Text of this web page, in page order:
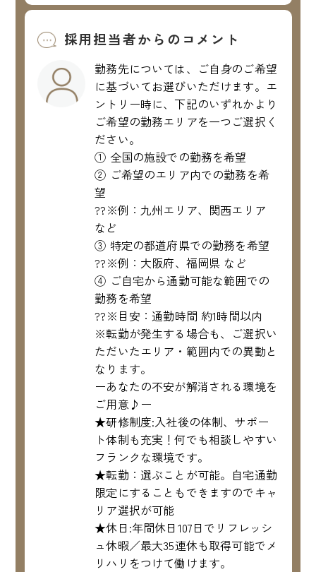
採用担当者からのコメント
勤務先については、ご自身のご希望
に基づいてお選びいただけます。エ
ントリー時に、下記のいずれかより
ご希望の勤務エリアを一つご選択く
ださい。
① 全国の施設での勤務を希望
② ご希望のエリア内での勤務を希
望
??※例：九州エリア、関西エリア
など
③ 特定の都道府県での勤務を希望
??※例：大阪府、福岡県 など
④ ご自宅から通勤可能な範囲での
勤務を希望
??※目安：通勤時間 約1時間以内
※転勤が発生する場合も、ご選択い
ただいたエリア・範囲内での異動と
なります。
ーあなたの不安が解消される環境を
ご用意♪ー
★研修制度:入社後の体制、サポー
ト体制も充実！何でも相談しやすい
フランクな環境です。
★転勤：選ぶことが可能。自宅通勤
限定にすることもできますのでキャ
リア選択が可能
★休日:年間休日107日でリフレッシ
ュ休暇／最大35連休も取得可能でメ
リハリをつけて働けます。